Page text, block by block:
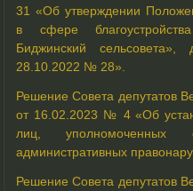
31 «Об утверждении
в сфере
Биджинский
28.10.2022 № 28».
Решение Совета депутатов
от 16.02.2023 № 4 «Об
лиц, уполномоченных
административных
Решение Совета депутатов